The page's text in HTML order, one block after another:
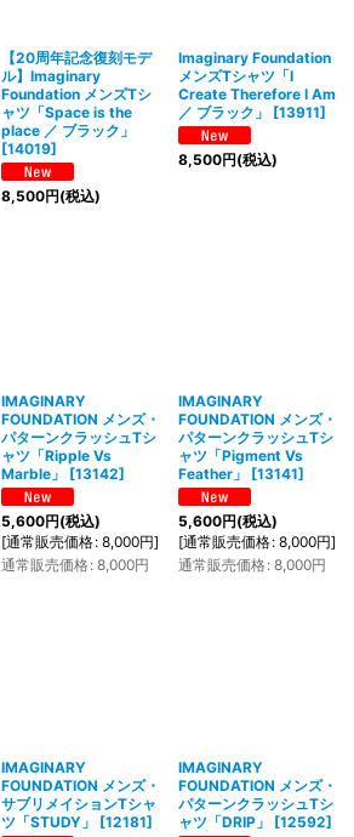
【20周年記念復刻モデ
ル】Imaginary
Foundation メンズTシ
ャツ「Space is the
place ／ ブラック」
[14019]
8,500円(税込)
Imaginary Foundation
メンズTシャツ「I
Create Therefore I Am
／ ブラック」
[13911]
8,500円(税込)
IMAGINARY
FOUNDATION メンズ・
パターンクラッシュTシ
ャツ「Ripple Vs
Marble」
[13142]
5,600円(税込)
[通常販売価格: 8,000円]
通常販売価格: 8,000円
IMAGINARY
FOUNDATION メンズ・
パターンクラッシュTシ
ャツ「Pigment Vs
Feather」
[13141]
5,600円(税込)
[通常販売価格: 8,000円]
通常販売価格: 8,000円
IMAGINARY
FOUNDATION メンズ・
サブリメイションTシャ
ツ「STUDY」
[12181]
IMAGINARY
FOUNDATION メンズ・
パターンクラッシュTシ
ャツ「DRIP」
[12592]